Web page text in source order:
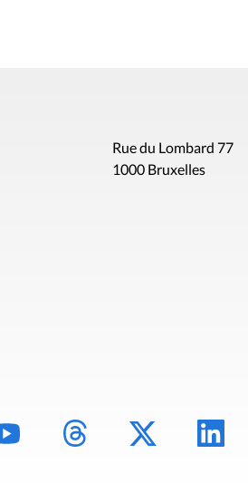
Rue du Lombard 77
1000 Bruxelles